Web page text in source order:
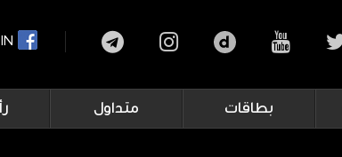
بطاقات متداول